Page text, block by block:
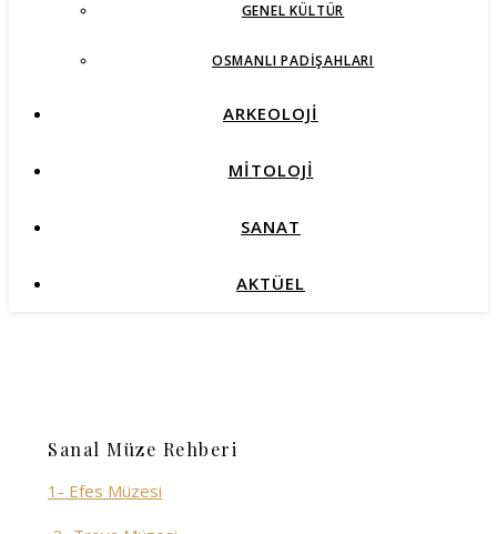
GENEL KÜLTÜR
OSMANLI PADIŞAHLARI
ARKEOLOJİ
MİTOLOJİ
SANAT
AKTÜEL
Sanal Müze Rehberi
1- Efes Müzesi